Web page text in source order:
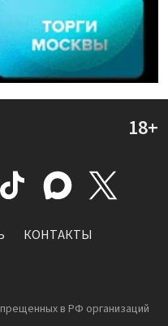
КОНТАКТЫ
в РФ организаций